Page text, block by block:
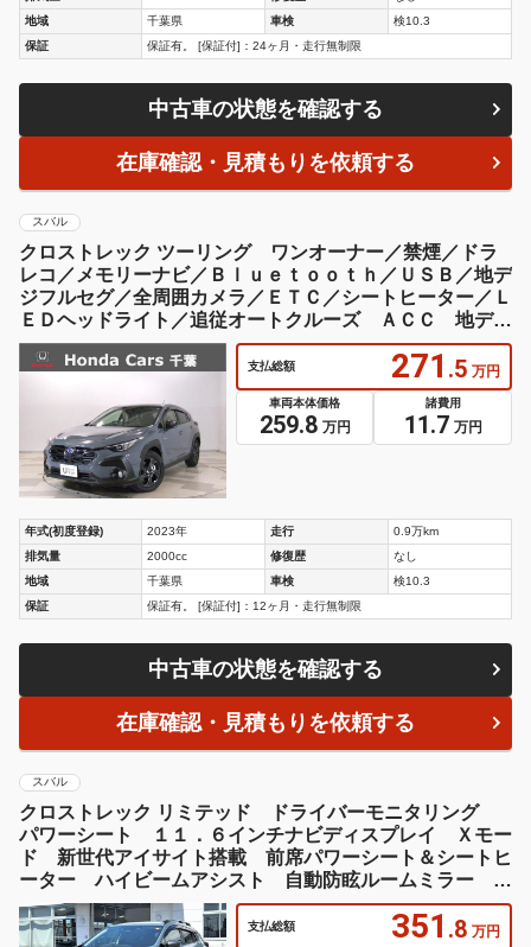
地域
千葉県 車検
検10.3
保証
保証有。 [保証付]：24ヶ月・走行無制限
中古車の状態を確認する
在庫確認・見積もりを依頼する
スバル
クロストレック ツーリング ワンオーナー／禁煙／ドラ
レコ／メモリーナビ／Ｂｌｕｅｔｏｏｔｈ／ＵＳＢ／地デ
ジフルセグ／全周囲カメラ／ＥＴＣ／シートヒーター／Ｌ
ＥＤヘッドライト／追従オートクルーズ ＡＣＣ 地デジ
ＴＶ １オーナー
支払総額 271 .5 万円
車両本体価格
259.8 万円
諸費用
11.7 万円
年式(初度登録) 2023年 走行
0.9万km
排気量
2000cc 修復歴
なし
地域
千葉県 車検
検10.3
保証
保証有。 [保証付]：12ヶ月・走行無制限
中古車の状態を確認する
在庫確認・見積もりを依頼する
スバル
クロストレック リミテッド ドライバーモニタリング
パワーシート １１．６インチナビディスプレイ Ｘモー
ド 新世代アイサイト搭載 前席パワーシート＆シートヒ
ーター ハイビームアシスト 自動防眩ルームミラー １
８インチアルミホイール ＥＴＣ２．０車載器 前後ドラ
レコ
支払総額 351 .8 万円